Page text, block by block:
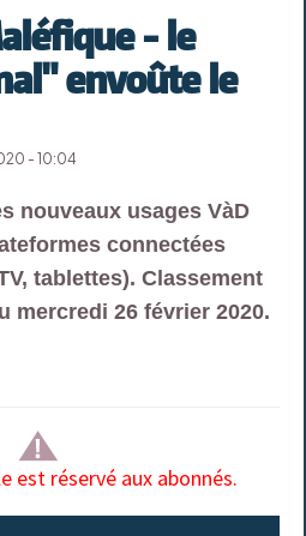
- le
envoûte le
- 10:04
nouveaux usages VàD
connectées
tablettes). Classement
mercredi 26 février 2020.
est réservé aux abonnés.